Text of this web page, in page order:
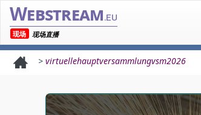
Webstream.eu
现场 现场直播
> virtuellehauptversammlungvsm2026